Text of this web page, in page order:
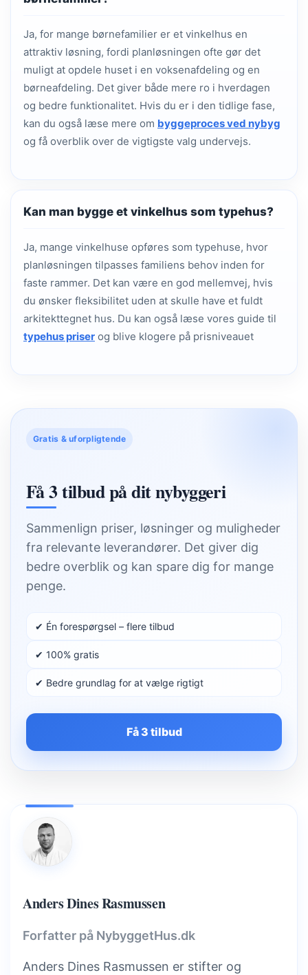
Ja, for mange børnefamilier er et vinkelhus en
attraktiv løsning, fordi planløsningen ofte gør det
muligt at opdele huset i en voksenafdeling og en
børneafdeling. Det giver både mere ro i hverdagen
og bedre funktionalitet. Hvis du er i den tidlige fase,
kan du også læse mere om byggeproces ved nybyg
og få overblik over de vigtigste valg undervejs.
Kan man bygge et vinkelhus som typehus?
Ja, mange vinkelhuse opføres som typehuse, hvor
planløsningen tilpasses familiens behov inden for
faste rammer. Det kan være en god mellemvej, hvis
du ønsker fleksibilitet uden at skulle have et fuldt
arkitekttegnet hus. Du kan også læse vores guide til
typehus priser og blive klogere på prisniveauet
Gratis & uforpligtende
Få 3 tilbud på dit nybyggeri
Sammenlign priser, løsninger og muligheder
fra relevante leverandører. Det giver dig
bedre overblik og kan spare dig for mange
penge.
✔ Én forespørgsel – flere tilbud
✔ 100% gratis
✔ Bedre grundlag for at vælge rigtigt
Få 3 tilbud
Anders Dines Rasmussen
Forfatter på NybyggetHus.dk
Anders Dines Rasmussen er stifter og